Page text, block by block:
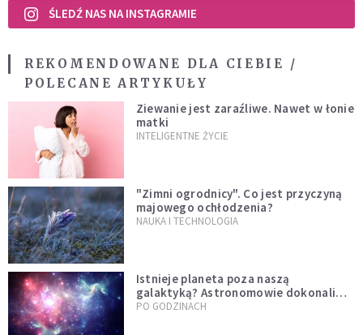
ŚLEDŹ NAS NA INSTAGRAMIE
REKOMENDOWANE DLA CIEBIE /
POLECANE ARTYKUŁY
Ziewanie jest zaraźliwe. Nawet w łonie
matki
INTELIGENTNE ŻYCIE
"Zimni ogrodnicy". Co jest przyczyną
majowego ochłodzenia?
NAUKA I TECHNOLOGIA
Istnieje planeta poza naszą
galaktyką? Astronomowie dokonali
niezwykłego odkrycia
PO GODZINACH